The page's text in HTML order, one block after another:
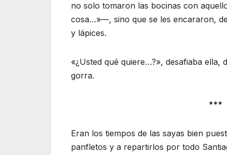
no solo tomaron las bocinas con
cosa…»—, sino que se les encararon,
y lápices.
«¿Usted qué quiere…?», desafiaba
gorra.
***
Eran los tiempos de las sayas bien
panfletos y a repartirlos por todo